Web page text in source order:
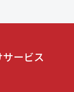
ービス